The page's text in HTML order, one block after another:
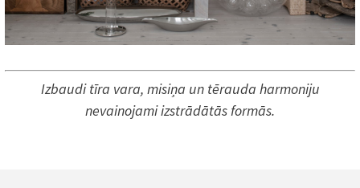
Izbaudi tīra vara, misiņa un tērauda harmoniju
nevainojami izstrādātās formās.